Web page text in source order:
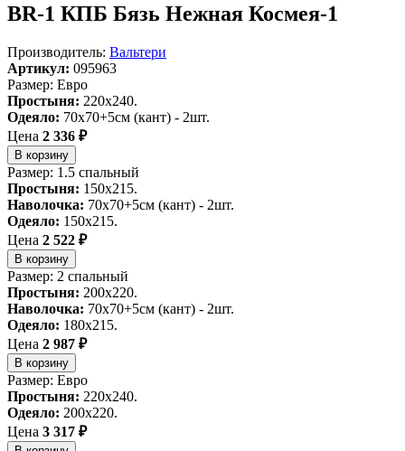
BR-1 КПБ Бязь Нежная Космея-1
Производитель: Вальтери
Артикул: 095963
Размер: Евро
Простыня: 220х240.
Одеяло: 70х70+5см (кант) - 2шт.
Цена 2 336 ₽
В корзину
Размер: 1.5 спальный
Простыня: 150х215.
Наволочка: 70х70+5см (кант) - 2шт.
Одеяло: 150х215.
Цена 2 522 ₽
В корзину
Размер: 2 спальный
Простыня: 200x220.
Наволочка: 70х70+5см (кант) - 2шт.
Одеяло: 180х215.
Цена 2 987 ₽
В корзину
Размер: Евро
Простыня: 220х240.
Одеяло: 200x220.
Цена 3 317 ₽